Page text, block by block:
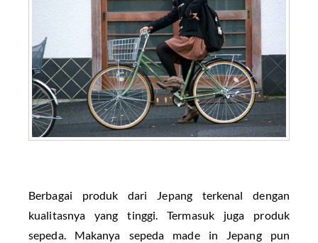
Berbagai produk dari Jepang terkenal dengan
kualitasnya yang tinggi. Termasuk juga produk
sepeda. Makanya sepeda made in Jepang pun